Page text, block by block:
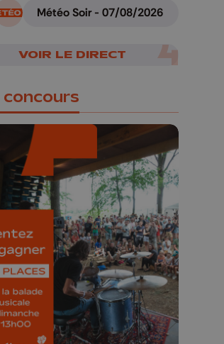
Météo Soir - 07/08/2026
VOIR LE DIRECT
concours
🎁 Gagnez 5x2
places pour le
Ferrières
Festival 🌿🎶
valable jusqu'au 9 août,
23h59.